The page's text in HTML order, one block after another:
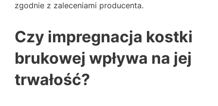
zgodnie z zaleceniami producenta.
Czy impregnacja kostki
brukowej wpływa na jej
trwałość?